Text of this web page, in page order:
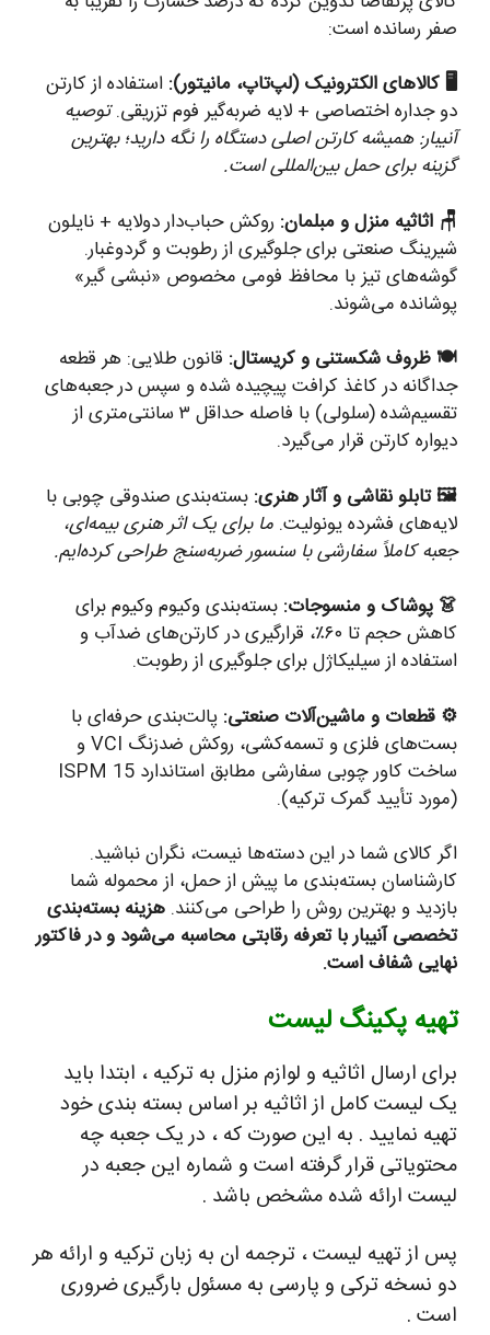
صفر رسانده است:
🖥️ کالاهای الکترونیک (لپ‌تاپ، مانیتور): استفاده از کارتن
دو جداره اختصاصی + لایه ضربه‌گیر فوم تزریقی.توصیه
آنیبار: همیشه کارتن اصلی دستگاه را نگه دارید؛ بهترین
گزینه برای حمل بین‌المللی است.
🪑 اثاثیه منزل و مبلمان: روکش حباب‌دار دولایه + نایلون
شیرینگ صنعتی برای جلوگیری از رطوبت و گردوغبار.
گوشه‌های تیز با محافظ فومی مخصوص «نبشی گیر»
پوشانده می‌شوند.
🍽️ ظروف شکستنی و کریستال: قانون طلایی: هر قطعه
جداگانه در کاغذ کرافت پیچیده شده و سپس در جعبه‌های
تقسیم‌شده (سلولی) با فاصله حداقل ۳ سانتی‌متری از
دیواره کارتن قرار می‌گیرد.
🖼️ تابلو نقاشی و آثار هنری: بسته‌بندی صندوقی چوبی با
لایه‌های فشرده یونولیت. ما برای یک اثر هنری بیمه‌ای،
جعبه کاملاً سفارشی با سنسور ضربه‌سنج طراحی کرده‌ایم.
👗 پوشاک و منسوجات: بسته‌بندی وکیوم وکیوم برای
کاهش حجم تا ۶۰٪، قرارگیری در کارتن‌های ضدآب و
استفاده از سیلیکاژل برای جلوگیری از رطوبت.
⚙️ قطعات و ماشین‌آلات صنعتی: پالت‌بندی حرفه‌ای با
بست‌های فلزی و تسمه‌کشی، روکش ضدزنگ VCI و
ساخت کاور چوبی سفارشی مطابق استاندارد ISPM 15
(مورد تأیید گمرک ترکیه).
اگر کالای شما در این دسته‌ها نیست، نگران نباشید.
کارشناسان بسته‌بندی ما پیش از حمل، از محموله شما
بازدید و بهترین روش را طراحی می‌کنند. هزینه بسته‌بندی
تخصصی آنیبار با تعرفه رقابتی محاسبه می‌شود و در فاکتور
نهایی شفاف است.
تهیه پکینگ لیست
برای ارسال اثاثیه و لوازم منزل به ترکیه ، ابتدا باید
یک لیست کامل از اثاثیه بر اساس بسته بندی خود
تهیه نمایید . به این صورت که ، در یک جعبه چه
محتویاتی قرار گرفته است و شماره این جعبه در
لیست ارائه شده مشخص باشد .
پس از تهیه لیست ، ترجمه ان به زبان ترکیه و ارائه هر
دو نسخه ترکی و پارسی به مسئول بارگیری ضروری
است .